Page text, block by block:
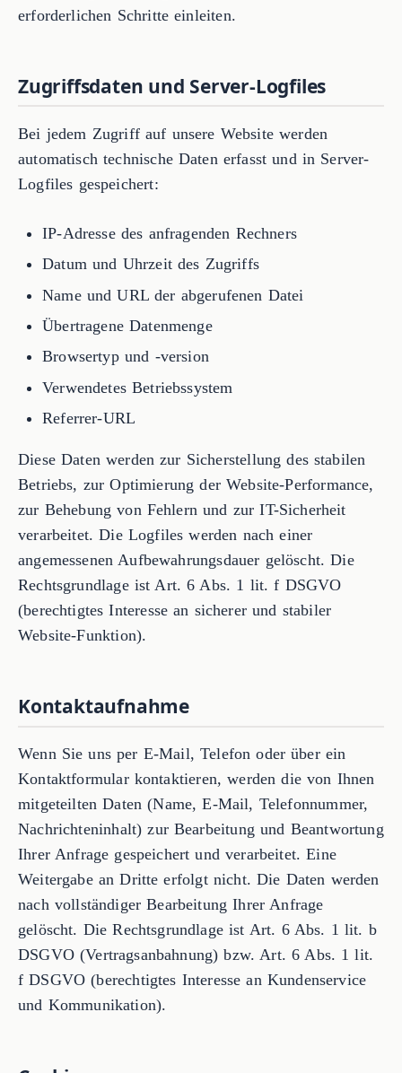
erforderlichen Schritte einleiten.
Zugriffsdaten und Server-Logfiles
Bei jedem Zugriff auf unsere Website werden
automatisch technische Daten erfasst und in Server-
Logfiles gespeichert:
IP-Adresse des anfragenden Rechners
Datum und Uhrzeit des Zugriffs
Name und URL der abgerufenen Datei
Übertragene Datenmenge
Browsertyp und -version
Verwendetes Betriebssystem
Referrer-URL
Diese Daten werden zur Sicherstellung des stabilen
Betriebs, zur Optimierung der Website-Performance,
zur Behebung von Fehlern und zur IT-Sicherheit
verarbeitet. Die Logfiles werden nach einer
angemessenen Aufbewahrungsdauer gelöscht. Die
Rechtsgrundlage ist Art. 6 Abs. 1 lit. f DSGVO
(berechtigtes Interesse an sicherer und stabiler
Website-Funktion).
Kontaktaufnahme
Wenn Sie uns per E-Mail, Telefon oder über ein
Kontaktformular kontaktieren, werden die von Ihnen
mitgeteilten Daten (Name, E-Mail, Telefonnummer,
Nachrichteninhalt) zur Bearbeitung und Beantwortung
Ihrer Anfrage gespeichert und verarbeitet. Eine
Weitergabe an Dritte erfolgt nicht. Die Daten werden
nach vollständiger Bearbeitung Ihrer Anfrage
gelöscht. Die Rechtsgrundlage ist Art. 6 Abs. 1 lit. b
DSGVO (Vertragsanbahnung) bzw. Art. 6 Abs. 1 lit.
f DSGVO (berechtigtes Interesse an Kundenservice
und Kommunikation).